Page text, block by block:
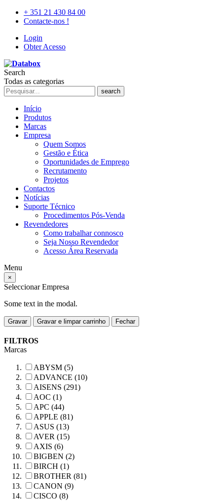
+ 351 21 430 84 00
Contacte-nos !
Login
Obter Acesso
Search
Todas as categorias
search
Início
Produtos
Marcas
Empresa
Quem Somos
Gestão e Ética
Oportunidades de Emprego
Recrutamento
Projetos
Contactos
Notícias
Suporte Técnico
Procedimentos Pós-Venda
Revendedores
Como trabalhar connosco
Seja Nosso Revendedor
Acesso Área Reservada
Menu
×
Seleccionar Empresa
Some text in the modal.
Gravar Gravar e limpar carrinho Fechar
FILTROS
Marcas
ABYSM (5)
ADVANCE (10)
AISENS (291)
AOC (1)
APC (44)
APPLE (81)
ASUS (13)
AVER (15)
AXIS (6)
BIGBEN (2)
BIRCH (1)
BROTHER (81)
CANON (9)
CISCO (8)